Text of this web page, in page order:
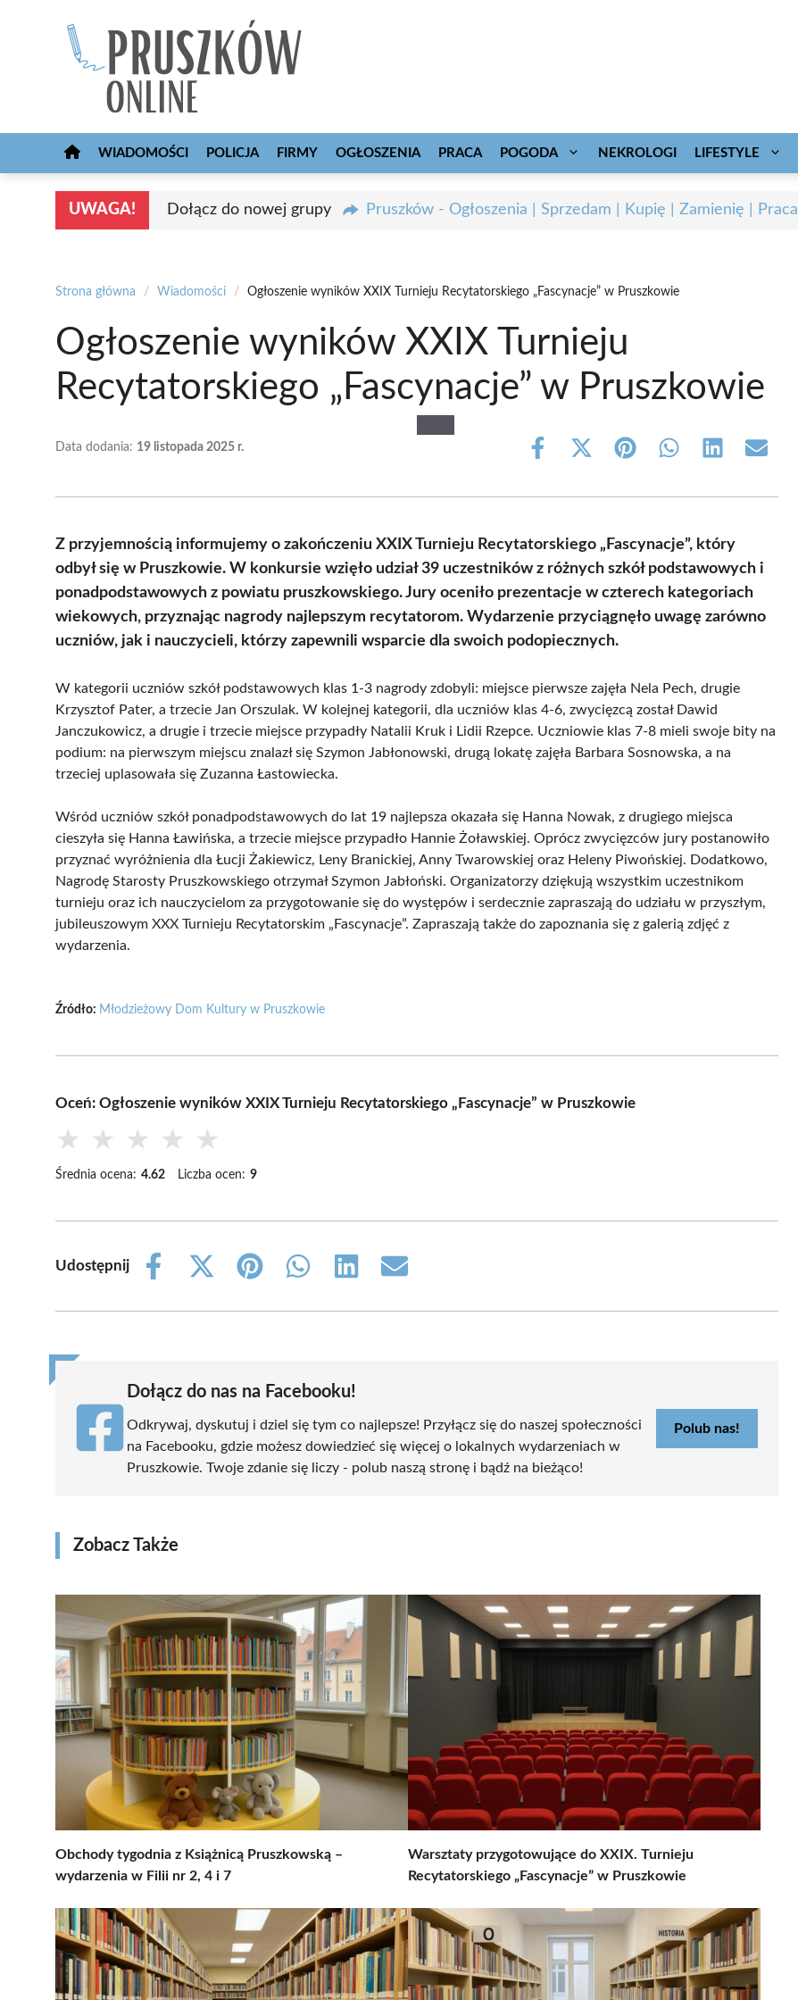
WIADOMOŚCI POLICJA FIRMY OGŁOSZENIA PRACA POGODA NEKROLOGI LIFESTYLE
UWAGA! Dołącz do nowej grupy Pruszków - Ogłoszenia | Sprzedam | Kupię | Zamienię | Praca
Strona główna / Wiadomości / Ogłoszenie wyników XXIX Turnieju Recytatorskiego „Fascynacje” w Pruszkowie
Ogłoszenie wyników XXIX Turnieju
Recytatorskiego „Fascynacje” w Pruszkowie
Data dodania: 19 listopada 2025 r.
Share
Share
(Twitter)
Share Share Share Share
Z przyjemnością informujemy o zakończeniu XXIX Turnieju Recytatorskiego „Fascynacje”, który
odbył się w Pruszkowie. W konkursie wzięło udział 39 uczestników z różnych szkół podstawowych i
ponadpodstawowych z powiatu pruszkowskiego. Jury oceniło prezentacje w czterech kategoriach
wiekowych, przyznając nagrody najlepszym recytatorom. Wydarzenie przyciągnęło uwagę zarówno
uczniów, jak i nauczycieli, którzy zapewnili wsparcie dla swoich podopiecznych.
W kategorii uczniów szkół podstawowych klas 1-3 nagrody zdobyli: miejsce pierwsze zajęła Nela Pech, drugie
Krzysztof Pater, a trzecie Jan Orszulak. W kolejnej kategorii, dla uczniów klas 4-6, zwycięzcą został Dawid
Janczukowicz, a drugie i trzecie miejsce przypadły Natalii Kruk i Lidii Rzepce. Uczniowie klas 7-8 mieli swoje bity na
podium: na pierwszym miejscu znalazł się Szymon Jabłonowski, drugą lokatę zajęła Barbara Sosnowska, a na
trzeciej uplasowała się Zuzanna Łastowiecka.
Wśród uczniów szkół ponadpodstawowych do lat 19 najlepsza okazała się Hanna Nowak, z drugiego miejsca
cieszyła się Hanna Ławińska, a trzecie miejsce przypadło Hannie Żoławskiej. Oprócz zwycięzców jury postanowiło
przyznać wyróżnienia dla Łucji Żakiewicz, Leny Branickiej, Anny Twarowskiej oraz Heleny Piwońskiej. Dodatkowo,
Nagrodę Starosty Pruszkowskiego otrzymał Szymon Jabłoński. Organizatorzy dziękują wszystkim uczestnikom
turnieju oraz ich nauczycielom za przygotowanie się do występów i serdecznie zapraszają do udziału w przyszłym,
jubileuszowym XXX Turnieju Recytatorskim „Fascynacje”. Zapraszają także do zapoznania się z galerią zdjęć z
wydarzenia.
Źródło: Młodzieżowy Dom Kultury w Pruszkowie
Oceń: Ogłoszenie wyników XXIX Turnieju Recytatorskiego „Fascynacje” w Pruszkowie
★ ★ ★ ★ ★
Średnia ocena: 4.62 Liczba ocen: 9
Udostępnij
Share
Share
(Twitter)
Share
Share
Share
Share
Dołącz do nas na Facebooku!
Odkrywaj, dyskutuj i dziel się tym co najlepsze! Przyłącz się do naszej społeczności
na Facebooku, gdzie możesz dowiedzieć się więcej o lokalnych wydarzeniach w
Pruszkowie. Twoje zdanie się liczy - polub naszą stronę i bądź na bieżąco!
Polub nas!
Zobacz Także
Obchody tygodnia z Książnicą Pruszkowską –
wydarzenia w Filii nr 2, 4 i 7
Warsztaty przygotowujące do XXIX. Turnieju
Recytatorskiego „Fascynacje” w Pruszkowie